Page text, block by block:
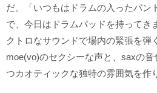
だ。「いつもはドラムの入ったバン
で、今日はドラムパッドを持ってき
クトロなサウンドで場内の緊張を弾
moe(vo)のセクシーな声と、saxの
つカオティックな独特の雰囲気を作